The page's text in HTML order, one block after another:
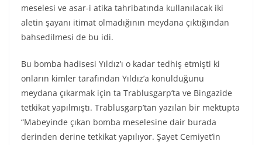
meselesi ve asar-i atika tahribatında kullanılacak iki
aletin şayanı itimat olmadığının meydana çıktığından
bahsedilmesi de bu idi.
Bu bomba hadisesi Yıldız’ı o kadar tedhiş etmişti ki
onların kimler tarafından Yıldız’a konulduğunu
meydana çıkarmak için ta Trablusgarp’ta ve Bingazide
tetkikat yapılmıştı. Trablusgarp’tan yazılan bir mektupta
“Mabeyinde çıkan bomba meselesine dair burada
derinden derine tetkikat yapılıyor. Şayet Cemiyet’in